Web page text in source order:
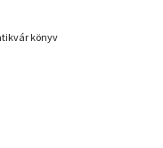
könyv